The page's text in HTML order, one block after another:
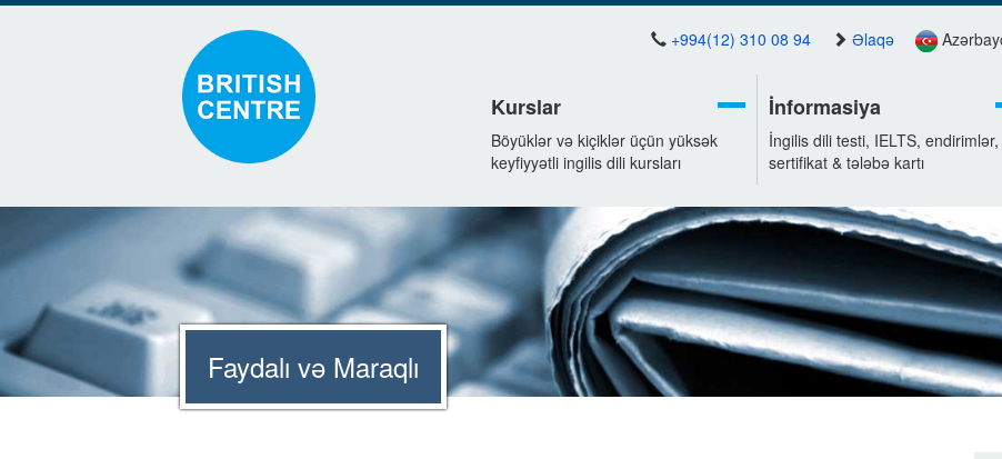
+994(12) 310 08 94 Əlaqə
Kurslar
Böyüklər və kiçiklər üçün yüksək
keyfiyyətli ingilis dili kursları
İnformasiya
İngilis dili testi, IELTS, endirimlər,
sertifikat & tələbə kartı
Faydalı və Maraqlı